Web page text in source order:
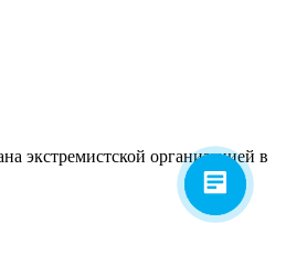
экстремистской организацией в